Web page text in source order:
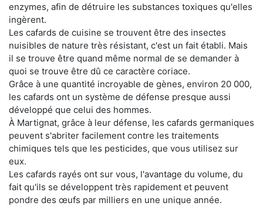
enzymes, afin de détruire les substances toxiques qu'elles
ingèrent.
Les cafards de cuisine se trouvent être des insectes
nuisibles de nature très résistant, c'est un fait établi. Mais
il se trouve être quand même normal de se demander à
quoi se trouve être dû ce caractère coriace.
Grâce à une quantité incroyable de gènes, environ 20 000,
les cafards ont un système de défense presque aussi
développé que celui des hommes.
À Martignat, grâce à leur défense, les cafards germaniques
peuvent s'abriter facilement contre les traitements
chimiques tels que les pesticides, que vous utilisez sur
eux.
Les cafards rayés ont sur vous, l'avantage du volume, du
fait qu'ils se développent très rapidement et peuvent
pondre des œufs par milliers en une unique année.